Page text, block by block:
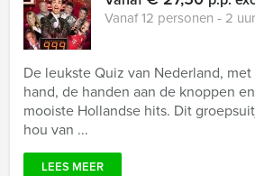
Vanaf 12 personen ‐ 2 uur
De leukste Quiz van Nederland,
hand, de handen aan de knoppen
mooiste Hollandse hits. Dit
hou van ...
LEES MEER